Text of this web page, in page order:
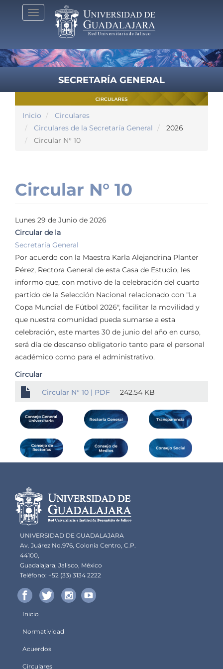
Toggle
navigation
SECRETARÍA GENERAL
Inicio
Circulares
Circulares de la Secretaría General
2026
Circular N° 10
Circular N° 10
Lunes 29 de Junio de 2026
Circular de la
Secretaría General
Por acuerdo con la Maestra Karla Alejandrina Planter
Pérez, Rectora General de esta Casa de Estudio, les
informo que, con motivo de la celebración del cuarto
partido de la Selección Nacional relacionado con "La
Copa Mundial de Fútbol 2026", facilitar la movilidad y
que nuestra comunidad pueda sumarse a esta
celebración, este martes 30 de junio del año en curso,
será día de descanso obligatorio tanto para el personal
académico como para el administrativo.
Circular
Circular N° 10 | PDF 242.54 KB
Información del
portal
UNIVERSIDAD DE GUADALAJARA
Av. Juárez No.976, Colonia Centro, C.P.
44100,
Guadalajara, Jalisco, México
Teléfono: +52 (33) 3134 2222
principal
Inicio
Normatividad
Acuerdos
Circulares